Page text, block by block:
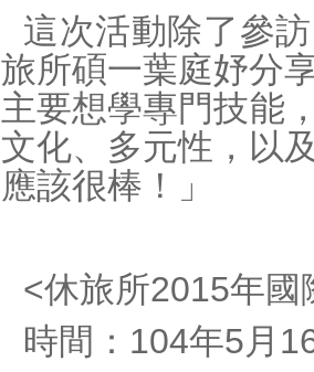
這次活動除了參
旅所碩一葉庭妤分
主要想學專門技能
文化、多元性，以
應該很棒！」
<休旅所2015年國
時間： 104年5月